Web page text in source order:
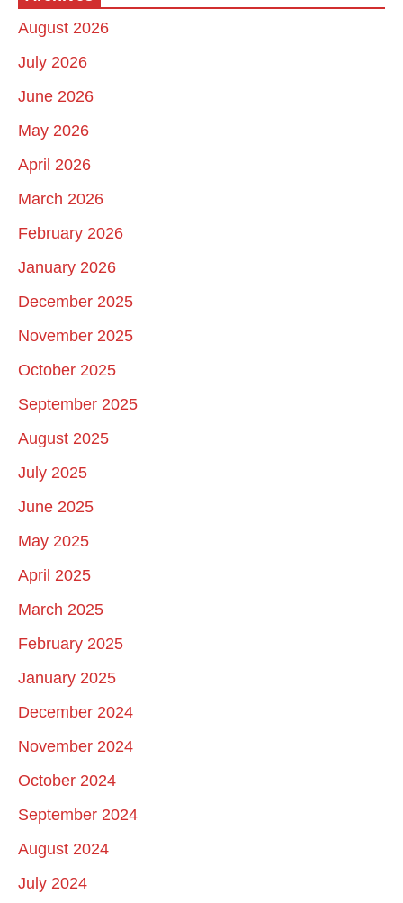
August 2026
July 2026
June 2026
May 2026
April 2026
March 2026
February 2026
January 2026
December 2025
November 2025
October 2025
September 2025
August 2025
July 2025
June 2025
May 2025
April 2025
March 2025
February 2025
January 2025
December 2024
November 2024
October 2024
September 2024
August 2024
July 2024